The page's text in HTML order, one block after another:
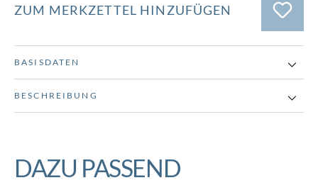
ZUM MERKZETTEL HINZUFÜGEN
BASISDATEN
BESCHREIBUNG
DAZU PASSEND